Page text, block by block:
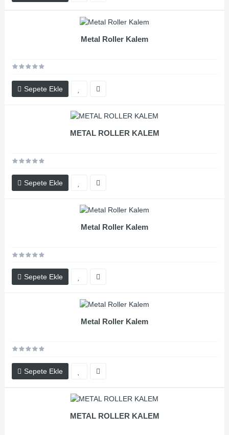
Metal Roller Kalem
Sepete Ekle
METAL ROLLER KALEM
Sepete Ekle
Metal Roller Kalem
Sepete Ekle
Metal Roller Kalem
Sepete Ekle
METAL ROLLER KALEM